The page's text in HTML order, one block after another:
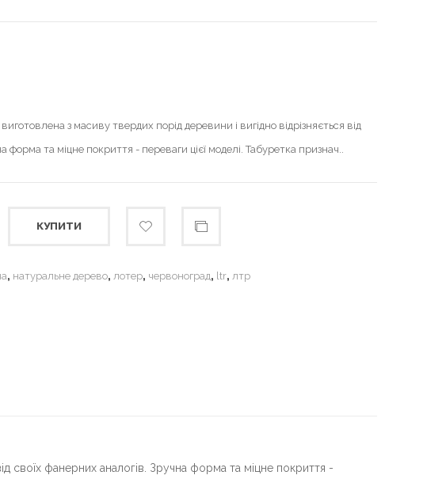
з масиву твердих порід деревини і вигідно відрізняється від
форма та міцне покриття - переваги цієї моделі. Табуретка признач..
КУПИТИ
, натуральне дерево, лотер, червоноград, ltr, лтр
своїх фанерних аналогів. Зручна форма та міцне покриття -